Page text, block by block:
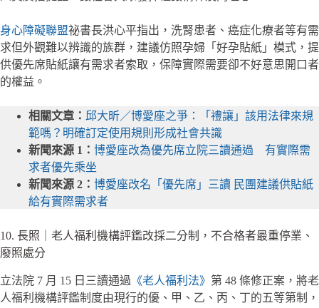
身心障礙聯盟祕書長洪心平指出，洗腎患者、癌症化療者等有需
求但外觀難以辨識的族群，建議仿照孕婦「好孕貼紙」模式，提
供優先席貼紙讓有需求者索取，保障實際需要卻不好意思開口者
的權益。
相關文章： 邱大昕／博愛座之爭：「禮讓」該用法律來規
範嗎？明確訂定使用規則形成社會共識
新聞來源 1： 博愛座改為優先席立院三讀通過 有實際需
求者優先乘坐
新聞來源 2： 博愛座改名「優先席」三讀 民團建議供貼紙
給有實際需求者
10. 長照｜老人福利機構評鑑改採二分制，不合格者最重停業、
廢照處分
立法院 7 月 15 日三讀通過 《老人福利法》 第 48 條修正案，將老
人福利機構評鑑制度由現行的優、甲、乙、丙、丁的五等第制，